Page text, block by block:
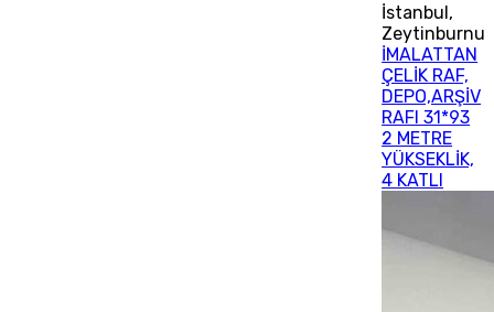
İstanbul,
Zeytinburnu
İMALATTAN
ÇELİK RAF,
DEPO,ARŞİV
RAFI 31*93
2 METRE
YÜKSEKLİK,
4 KATLI